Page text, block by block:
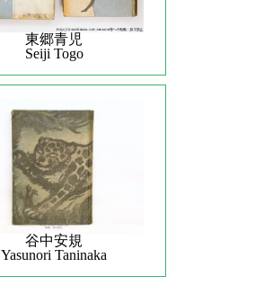
東郷青児
Seiji Togo
谷中安規
Yasunori Taninaka